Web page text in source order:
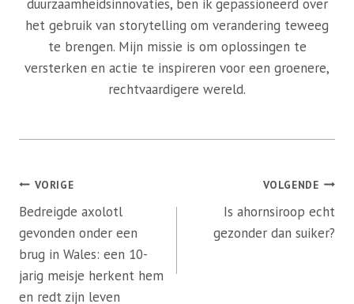
duurzaamheidsinnovaties, ben ik gepassioneerd over
het gebruik van storytelling om verandering teweeg
te brengen. Mijn missie is om oplossingen te
versterken en actie te inspireren voor een groenere,
rechtvaardigere wereld.
Bericht
navigatie
VORIGE
Bedreigde axolotl
gevonden onder een
brug in Wales: een 10-
jarig meisje herkent hem
en redt zijn leven
VOLGENDE
Is ahornsiroop echt
gezonder dan suiker?